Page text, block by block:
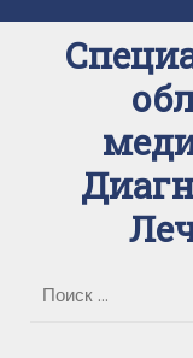
содержимому